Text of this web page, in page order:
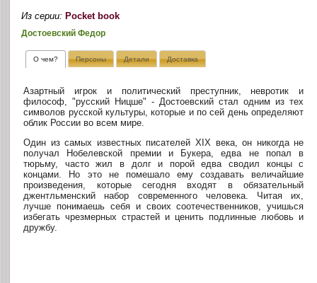
Из серии:Pocket book
Достоевский Федор
О чем? Персоны Детали Доставка
Азартный игрок и политический преступник, невротик и
философ, "русский Ницше" - Достоевский стал одним из тех
символов русской культуры, которые и по сей день определяют
облик России во всем мире.
Один из самых известных писателей XIX века, он никогда не
получал Нобелевской премии и Букера, едва не попал в
тюрьму, часто жил в долг и порой едва сводил концы с
концами. Но это не помешало ему создавать величайшие
произведения, которые сегодня входят в обязательный
джентльменский набор современного человека. Читая их,
лучше понимаешь себя и своих соотечественников, учишься
избегать чрезмерных страстей и ценить подлинные любовь и
дружбу.